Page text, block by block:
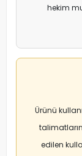
hekim
Ürünü
edilen